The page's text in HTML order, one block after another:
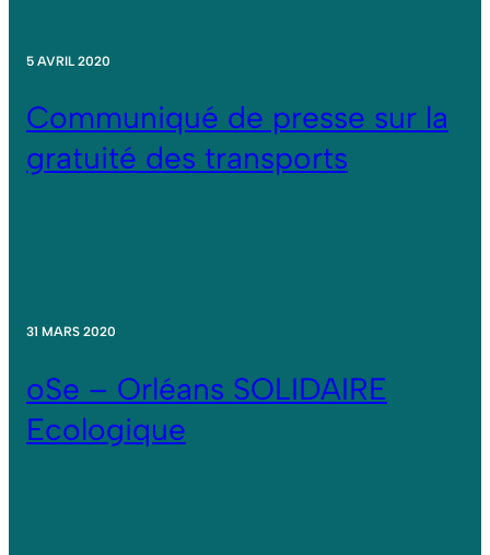
5 AVRIL 2020
Communiqué de presse sur la
gratuité des transports
31 MARS 2020
oSe – Orléans SOLIDAIRE
Ecologique